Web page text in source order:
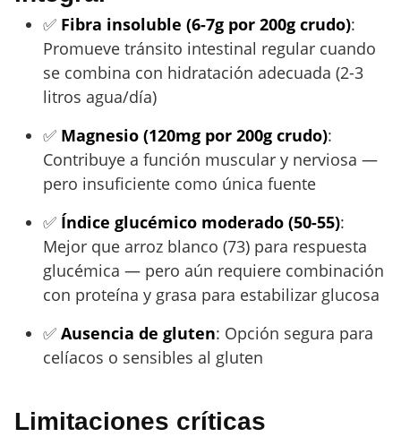
✅ Fibra insoluble (6-7g por 200g crudo):
Promueve tránsito intestinal regular cuando
se combina con hidratación adecuada (2-3
litros agua/día)
✅ Magnesio (120mg por 200g crudo):
Contribuye a función muscular y nerviosa —
pero insuficiente como única fuente
✅ Índice glucémico moderado (50-55):
Mejor que arroz blanco (73) para respuesta
glucémica — pero aún requiere combinación
con proteína y grasa para estabilizar glucosa
✅ Ausencia de gluten: Opción segura para
celíacos o sensibles al gluten
Limitaciones críticas